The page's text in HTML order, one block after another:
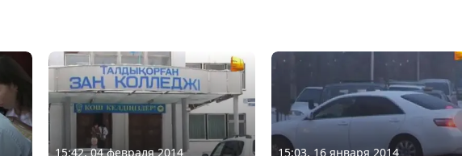
15:42, 04 февраля 2014 15:03, 16 января 2014